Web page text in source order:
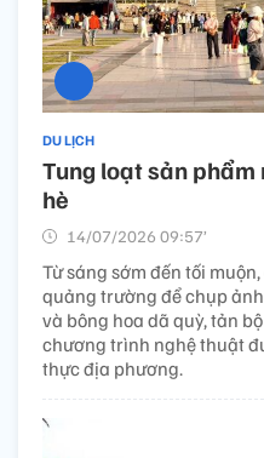
DU LỊCH
Tung loạt sản
hè
14/07/2026 09:57’
Từ sáng sớm đến tối
quảng trường để chụp
và bông hoa dã quỳ, tản
chương trình nghệ thuật
thực địa phương.